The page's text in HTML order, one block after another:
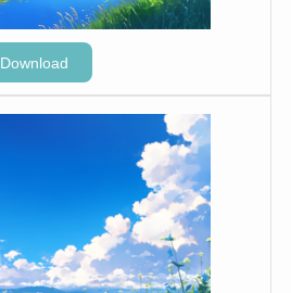
Download